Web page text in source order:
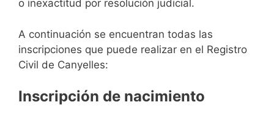
o inexactitud por resolución judicial.
A continuación se encuentran todas las
inscripciones que puede realizar en el Registro
Civil de Canyelles:
Inscripción de nacimiento